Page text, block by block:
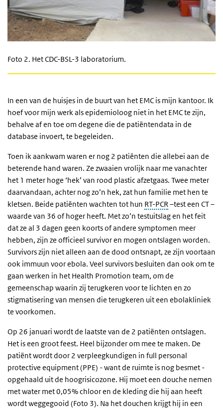
Foto 2. Het CDC-BSL-3 laboratorium.
In een van de huisjes in de buurt van het EMC is mijn kantoor. Ik
hoef voor mijn werk als epidemioloog niet in het EMC te zijn,
behalve af en toe om degene die de patiëntendata in de
database invoert, te begeleiden.
Toen ik aankwam waren er nog 2 patiënten die allebei aan de
beterende hand waren. Ze zwaaien vrolijk naar me vanachter
het 1 meter hoge ‘hek’ van rood plastic afzetgaas. Twee meter
daarvandaan, achter nog zo’n hek, zat hun familie met hen te
kletsen. Beide patiënten wachten tot hun RT-PCR–test een CT –
waarde van 36 of hoger heeft. Met zo’n testuitslag en het feit
dat ze al 3 dagen geen koorts of andere symptomen meer
hebben, zijn ze officieel survivor en mogen ontslagen worden.
Survivors zijn niet alleen aan de dood ontsnapt, ze zijn voortaan
ook immuun voor ebola. Veel survivors besluiten dan ook om te
gaan werken in het Health Promotion team, om de
gemeenschap waarin zij terugkeren voor te lichten en zo
stigmatisering van mensen die terugkeren uit een ebolakliniek
te voorkomen.
Op 26 januari wordt de laatste van de 2 patiënten ontslagen.
Het is een groot feest. Heel bijzonder om mee te maken. De
patiënt wordt door 2 verpleegkundigen in full personal
protective equipment (PPE) - want de ruimte is nog besmet -
opgehaald uit de hoogrisicozone. Hij moet een douche nemen
met water met 0,05% chloor en de kleding die hij aan heeft
wordt weggegooid (Foto 3). Na het douchen krijgt hij in een